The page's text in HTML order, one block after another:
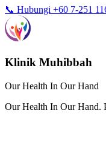
📞 Hubungi +60 7-251
Klinik Muhibbah
Our Health In Our Hand
Our Health In Our Hand.